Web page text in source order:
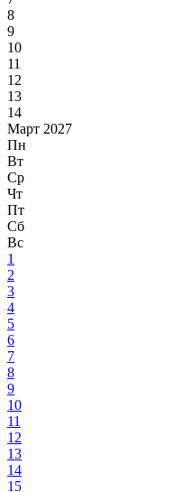
8
9
10
11
12
13
14
Март 2027
Пн
Вт
Ср
Чт
Пт
Сб
Вс
1
2
3
4
5
6
7
8
9
10
11
12
13
14
15